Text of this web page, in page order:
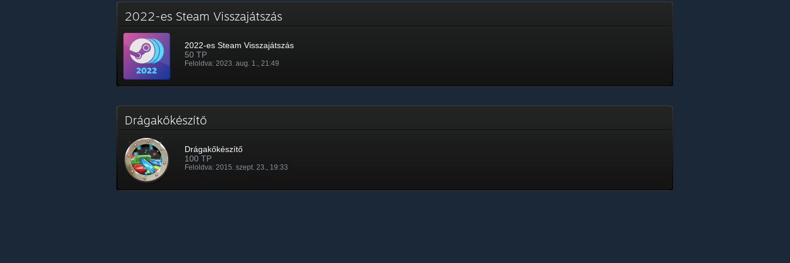
2022-es Steam Visszajátszás
2022-es Steam Visszajátszás
50 TP
Feloldva: 2023. aug. 1., 21:49
Drágakőkészítő
Drágakőkészítő
100 TP
Feloldva: 2015. szept. 23., 19:33